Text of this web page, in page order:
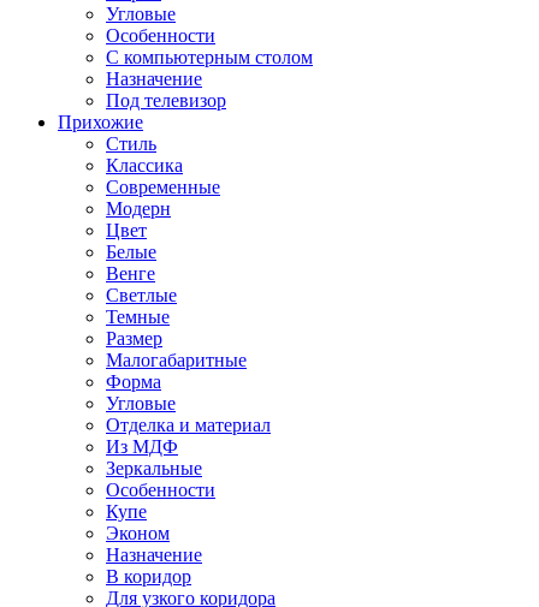
Угловые
Особенности
С компьютерным столом
Назначение
Под телевизор
Прихожие
Стиль
Классика
Современные
Модерн
Цвет
Белые
Венге
Светлые
Темные
Размер
Малогабаритные
Форма
Угловые
Отделка и материал
Из МДФ
Зеркальные
Особенности
Купе
Эконом
Назначение
В коридор
Для узкого коридора